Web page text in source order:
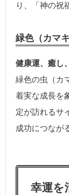
り、「神の祝
緑色（カマ
健康運、癒し
緑色の虫（カ
着実な成長を
定が訪れるサ
成功につなが
幸運を